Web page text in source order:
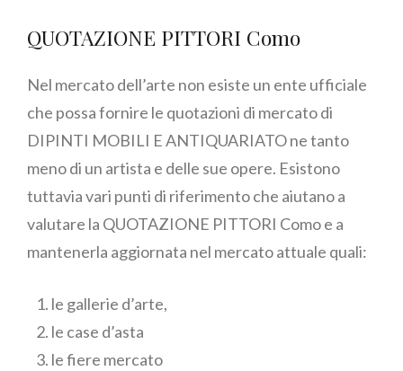
QUOTAZIONE PITTORI Como
Nel mercato dell’arte non esiste un ente ufficiale
che possa fornire le quotazioni di mercato di
DIPINTI MOBILI E ANTIQUARIATO ne tanto
meno di un artista e delle sue opere. Esistono
tuttavia vari punti di riferimento che aiutano a
valutare la QUOTAZIONE PITTORI Como e a
mantenerla aggiornata nel mercato attuale quali:
le gallerie d’arte,
le case d’asta
le fiere mercato